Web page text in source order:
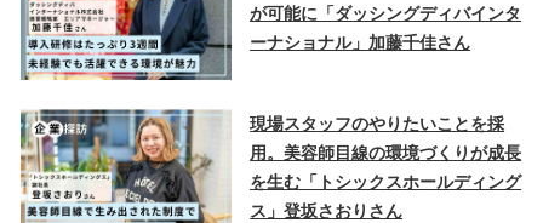
が可能に「ダッシングディバインタ
ーナショナル」加藤千佳さん
現場スタッフのやりたいことを採
用。美容師目線の環境づくりが成長
を生む「トシックスホールディング
ス」登坂さおりさん